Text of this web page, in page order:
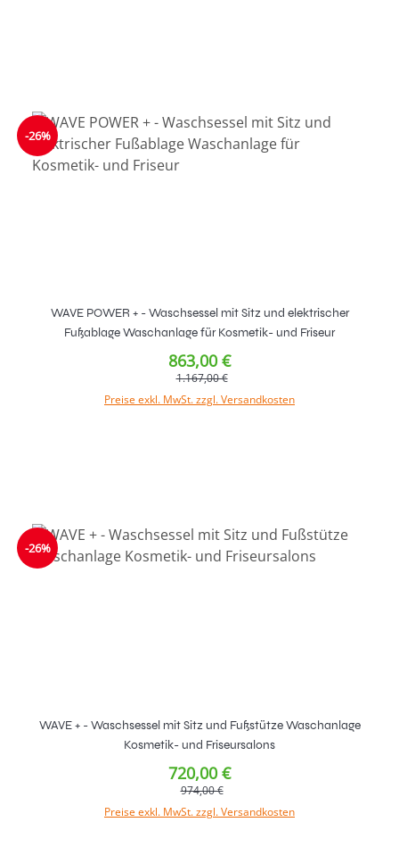
-26%
WAVE POWER + - Waschsessel mit Sitz und elektrischer
Fußablage Waschanlage für Kosmetik- und Friseur
863,00 €
1.167,00 €
Preise exkl. MwSt. zzgl. Versandkosten
-26%
WAVE + - Waschsessel mit Sitz und Fußstütze Waschanlage
Kosmetik- und Friseursalons
720,00 €
974,00 €
Preise exkl. MwSt. zzgl. Versandkosten